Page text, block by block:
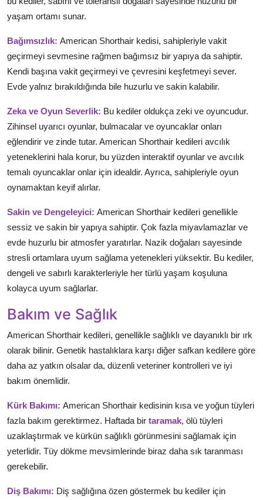
yaşam ortamı sunar.
Bağımsızlık: American Shorthair kedisi, sahipleriyle vakit
geçirmeyi sevmesine rağmen bağımsız bir yapıya da sahiptir.
Kendi başına vakit geçirmeyi ve çevresini keşfetmeyi sever.
Evde yalnız bırakıldığında bile huzurlu ve sakin kalabilir.
Zeka ve Oyun Severlik: Bu kediler oldukça zeki ve oyuncudur.
Zihinsel uyarıcı oyunlar, bulmacalar ve oyuncaklar onları
eğlendirir ve zinde tutar. American Shorthair kedileri avcılık
yeteneklerini hala korur, bu yüzden interaktif oyunlar ve avcılık
temalı oyuncaklar onlar için idealdir. Ayrıca, sahipleriyle oyun
oynamaktan keyif alırlar.
Sakin ve Dengeleyici: American Shorthair kedileri genellikle
sessiz ve sakin bir yapıya sahiptir. Çok fazla miyavlamazlar ve
evde huzurlu bir atmosfer yaratırlar. Nazik doğaları sayesinde
stresli ortamlara uyum sağlama yetenekleri yüksektir. Bu kediler,
dengeli ve sabırlı karakterleriyle her türlü yaşam koşuluna
kolayca uyum sağlarlar.
Bakım ve Sağlık
American Shorthair kedileri, genellikle sağlıklı ve dayanıklı bir ırk
olarak bilinir. Genetik hastalıklara karşı diğer safkan kedilere göre
daha az yatkın olsalar da, düzenli veteriner kontrolleri ve iyi
bakım önemlidir.
Kürk Bakımı: American Shorthair kedisinin kısa ve yoğun tüyleri
fazla bakım gerektirmez. Haftada bir taramak, ölü tüyleri
uzaklaştırmak ve kürkün sağlıklı görünmesini sağlamak için
yeterlidir. Tüy dökme mevsimlerinde biraz daha sık taranması
gerekebilir.
Diş Bakımı: Diş sağlığına özen göstermek bu kediler için